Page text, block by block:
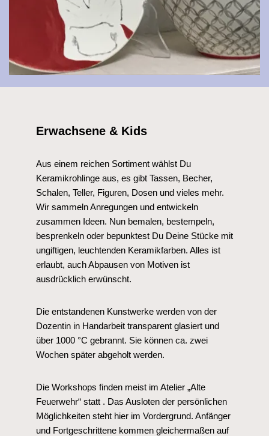
Erwachsene & Kids
Aus einem reichen Sortiment wählst Du
Keramikrohlinge aus, es gibt Tassen, Becher,
Schalen, Teller, Figuren, Dosen und vieles mehr.
Wir sammeln Anregungen und entwickeln
zusammen Ideen. Nun bemalen, bestempeln,
besprenkeln oder bepunktest Du Deine Stücke mit
ungiftigen, leuchtenden Keramikfarben. Alles ist
erlaubt, auch Abpausen von Motiven ist
ausdrücklich erwünscht.
Die entstandenen Kunstwerke werden von der
Dozentin in Handarbeit transparent glasiert und
über 1000 °C gebrannt. Sie können ca. zwei
Wochen später abgeholt werden.
Die Workshops finden meist im Atelier „Alte
Feuerwehr“ statt . Das Ausloten der persönlichen
Möglichkeiten steht hier im Vordergrund. Anfänger
und Fortgeschrittene kommen gleichermaßen auf